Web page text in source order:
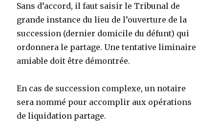
Sans d’accord, il faut saisir le Tribunal de
grande instance du lieu de l’ouverture de la
succession (dernier domicile du défunt) qui
ordonnera le partage. Une tentative liminaire
amiable doit être démontrée.
En cas de succession complexe, un notaire
sera nommé pour accomplir aux opérations
de liquidation partage.